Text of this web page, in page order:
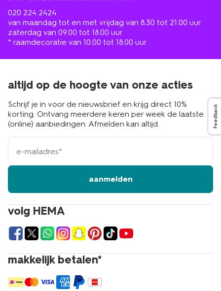
020 224 2424
van maandag tot en met vrijdag van 8.30 tot 21.00 uur
zaterdag van 09.00 tot 18.00 uur
* raamdecoratie van 10.00 tot 18.00 uur
volg HEMA
makkelijk betalen*
altijd op de hoogte van onze acties
Schrijf je in voor de nieuwsbrief en krijg direct 10%
korting. Ontvang meerdere keren per week de laatste
(online) aanbiedingen. Afmelden kan altijd.
e-
mailadres
aanmelden
Feedback